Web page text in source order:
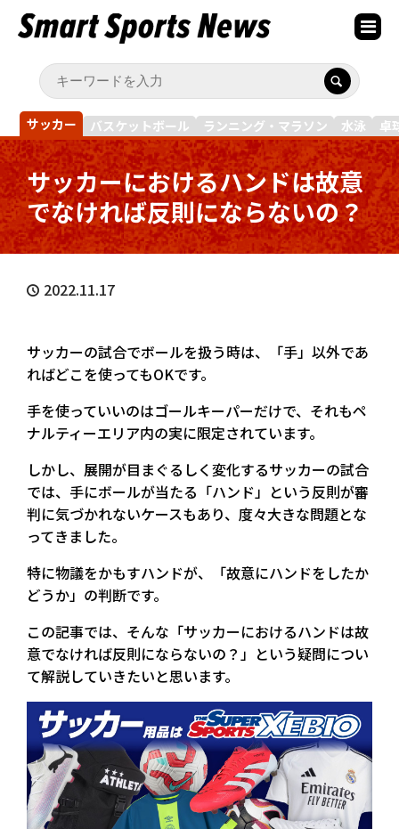
サッカー バスケットボール ランニング・マラソン 水泳 卓
サッカーにおけるハンドは故意
でなければ反則にならないの？
2022.11.17
サッカーの試合でボールを扱う時は、「手」以外であ
ればどこを使ってもOKです。
手を使っていいのはゴールキーパーだけで、それもペ
ナルティーエリア内の実に限定されています。
しかし、展開が目まぐるしく変化するサッカーの試合
では、手にボールが当たる「ハンド」という反則が審
判に気づかれないケースもあり、度々大きな問題とな
ってきました。
特に物議をかもすハンドが、「故意にハンドをしたか
どうか」の判断です。
この記事では、そんな「サッカーにおけるハンドは故
意でなければ反則にならないの？」という疑問につい
て解説していきたいと思います。